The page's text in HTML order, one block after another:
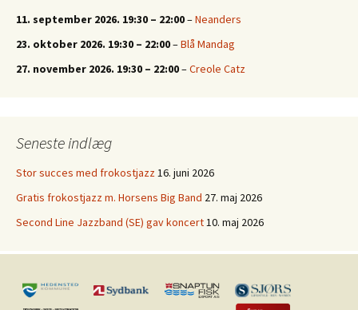
11. september 2026. 19:30 – 22:00–Neanders
23. oktober 2026. 19:30 – 22:00–Blå Mandag
27. november 2026. 19:30 – 22:00–Creole Catz
Seneste indlæg
Stor succes med frokostjazz 16. juni 2026
Gratis frokostjazz m. Horsens Big Band 27. maj 2026
Second Line Jazzband (SE) gav koncert 10. maj 2026